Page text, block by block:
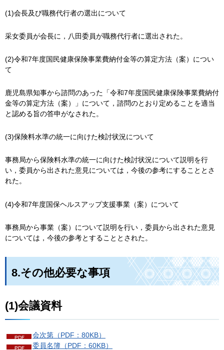
(1)会長及び職務代行者の選出について
采女委員が会長に，八田委員が職務代行者に選出された。
(2)令和7年度国民健康保険事業費納付金等の算定方法（案）につい
て
鹿児島県知事から諮問のあった「令和7年度国民健康保険事業費納付
金等の算定方法（案）」について，諮問のとおり定めることを適当
と認める旨の答申がなされた。
(3)保険料水準の統一に向けた検討状況について
事務局から保険料水準の統一に向けた検討状況について説明を行
い，委員から出された意見については，今後の参考にすることとさ
れた。
(4)令和7年度国保ヘルスアップ支援事業（案）について
事務局から事業（案）について説明を行い，委員から出された意見
については，今後の参考とすることとされた。
8.その他必要な事項
(1)会議資料
会次第（PDF：80KB）
委員名簿（PDF：60KB）